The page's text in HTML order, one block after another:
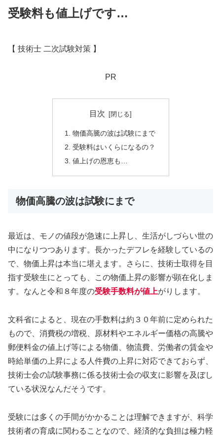
受験料も値上げです…
【 技術士 二次試験対策 】
PR
目次
物価高騰の波は試験にまで
受験料はいくらになるの？
値上げの恩恵も…
物価高騰の波は試験にまで
最近は、モノの値段が急速に上昇し、生活がしづらい世の
中になりつつあります。長かったデフレを経験しているの
で、物価上昇は本当に堪えます。さらに、技術士取得を目
指す受験生にとっても、この物価上昇の影響が顕在化しま
す。なんと令和８年度の受験手数料が値上がりします。
文科省によると、現在の手数料は約３０年前に定められた
もので、消費税の増税、原材料やエネルギー価格の高騰や
郵便料金の値上げ等による物価、物流費、労働者の賃金や
時給単価の上昇による人件費の上昇に対応できておらず、
技術士会の試験事務に係る技術士会の収支に影響を及ぼし
ている状況なんだそうです。
受験には多くの手間がかかることは理解できますが、科学
技術者の育成に関わることなので、経済的な負担は極力軽